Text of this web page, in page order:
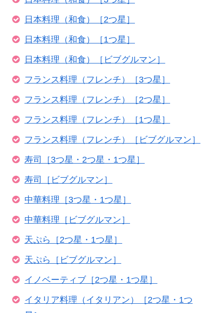
日本料理（和食）［2つ星］
日本料理（和食）［1つ星］
日本料理（和食）［ビブグルマン］
フランス料理（フレンチ）［3つ星］
フランス料理（フレンチ）［2つ星］
フランス料理（フレンチ）［1つ星］
フランス料理（フレンチ）［ビブグルマン］
寿司［3つ星・2つ星・1つ星］
寿司［ビブグルマン］
中華料理［3つ星・1つ星］
中華料理［ビブグルマン］
天ぷら［2つ星・1つ星］
天ぷら［ビブグルマン］
イノベーティブ［2つ星・1つ星］
イタリア料理（イタリアン）［2つ星・1つ